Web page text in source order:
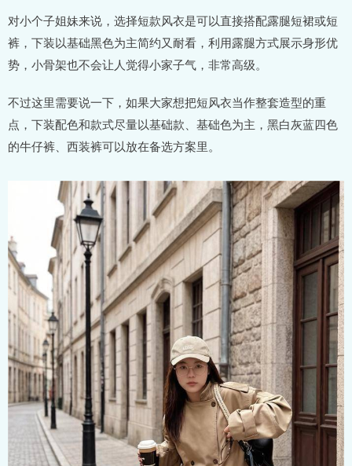
对小个子姐妹来说，选择短款风衣是可以直接搭配露腿短裙或短
裤，下装以基础黑色为主简约又耐看，利用露腿方式展示身形优
势，小骨架也不会让人觉得小家子气，非常高级。
不过这里需要说一下，如果大家想把短风衣当作整套造型的重
点，下装配色和款式尽量以基础款、基础色为主，黑白灰蓝四色
的牛仔裤、西装裤可以放在备选方案里。